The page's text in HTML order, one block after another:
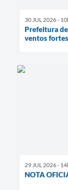
30 JUL 2026 -
Prefeitura
ventos
29 JUL 2026 -
NOTA